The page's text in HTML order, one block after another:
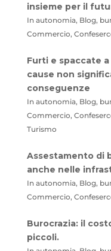
insieme per il
In autonomia, Blog,
Commercio,
Furti e spaccate
cause non
conseguenze
In autonomia, Blog,
Commercio,
Turismo
Assestamento di
anche nelle
In autonomia, Blog,
Commercio,
Burocrazia: il
piccoli.